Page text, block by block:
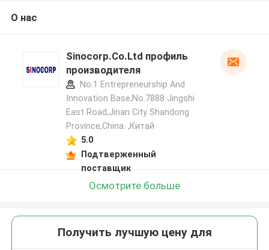
О нас
Sinocorp.Co.Ltd профиль
производителя
No.1 Entrepreneurship And
Innovation Base,No.7888 Jingshi
East Road,Jinan City Shandong
Province,China. ,Китай
5.0
Подтверженный
поставщик
Осмотрите больше
Получить лучшую цену для